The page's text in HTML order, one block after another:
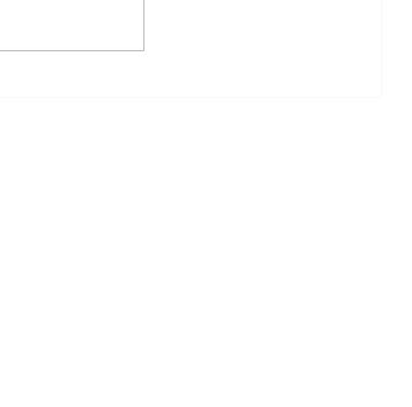
a survécu en dessinant le